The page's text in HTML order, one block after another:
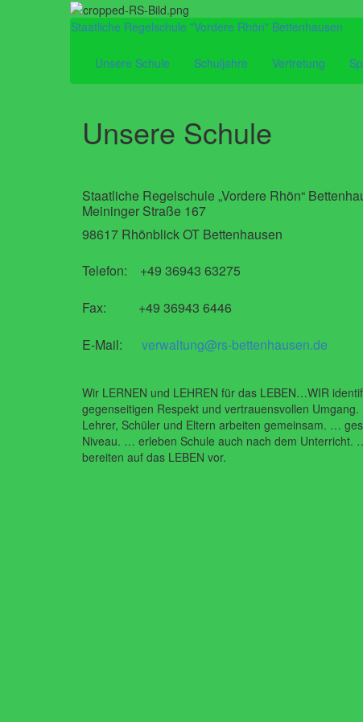
Staatliche Regelschule "Vordere Rhön" Bettenhausen
Unsere Schule Schuljahre Vertretung
Unsere Schule
Staatliche Regelschule „Vordere Rhön“
Meininger Straße 167
98617 Rhönblick OT Bettenhausen
Telefon: +49 36943 63275
Fax: +49 36943 6446
E-Mail: verwaltung@rs-bettenhausen.de
Wir LERNEN und LEHREN für das LEBEN…WIR
gegenseitigen Respekt und vertrauensvollen
Lehrer, Schüler und Eltern arbeiten gemeinsam. …
Niveau. … erleben Schule auch nach dem Unterricht.
bereiten auf das LEBEN vor.